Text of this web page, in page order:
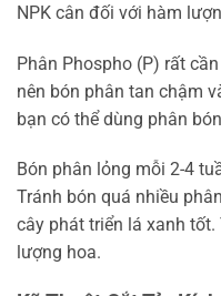
NPK cân đối với hàm
Phân Phospho (P) rất
nên bón phân tan chậm
bạn có thể dùng phân
Bón phân lỏng mỗi 2-4
Tránh bón quá nhiều
cây phát triển lá xanh
lượng hoa.